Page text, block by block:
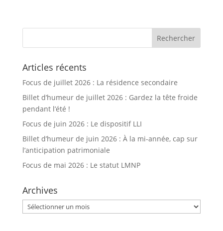
Articles récents
Focus de juillet 2026 : La résidence secondaire
Billet d’humeur de juillet 2026 : Gardez la tête froide
pendant l’été !
Focus de juin 2026 : Le dispositif LLI
Billet d’humeur de juin 2026 : À la mi-année, cap sur
l’anticipation patrimoniale
Focus de mai 2026 : Le statut LMNP
Archives
Archives